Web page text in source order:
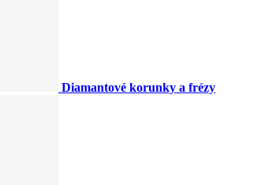
Diamantové korunky a frézy